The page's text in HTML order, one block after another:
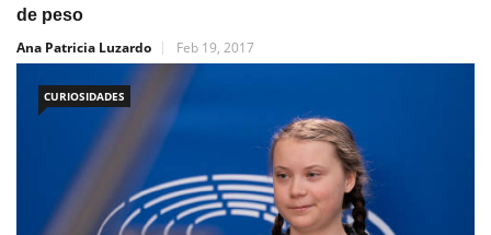
de peso
Ana Patricia Luzardo
Feb 19, 2017
CURIOSIDADES